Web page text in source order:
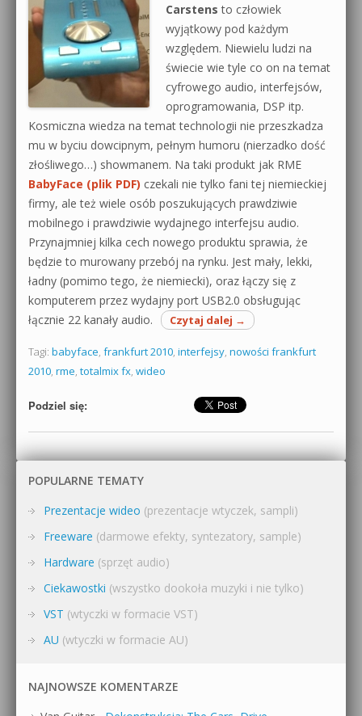
Carstens to człowiek
wyjątkowy pod każdym
względem. Niewielu ludzi na
świecie wie tyle co on na temat
cyfrowego audio, interfejsów,
oprogramowania, DSP itp.
Kosmiczna wiedza na temat technologii nie przeszkadza
mu w byciu dowcipnym, pełnym humoru (nierzadko dość
złośliwego…) showmanem. Na taki produkt jak RME
BabyFace (plik PDF) czekali nie tylko fani tej niemieckiej
firmy, ale też wiele osób poszukujących prawdziwie
mobilnego i prawdziwie wydajnego interfejsu audio.
Przynajmniej kilka cech nowego produktu sprawia, że
będzie to murowany przebój na rynku. Jest mały, lekki,
ładny (pomimo tego, że niemiecki), oraz łączy się z
komputerem przez wydajny port USB2.0 obsługując
łącznie 22 kanały audio.
Czytaj dalej →
Tagi: babyface, frankfurt 2010, interfejsy, nowości frankfurt
2010, rme, totalmix fx, wideo
Podziel się:
POPULARNE TEMATY
Prezentacje wideo (prezentacje wtyczek, sampli)
Freeware (darmowe efekty, syntezatory, sample)
Hardware (sprzęt audio)
Ciekawostki (wszystko dookoła muzyki i nie tylko)
VST (wtyczki w formacie VST)
AU (wtyczki w formacie AU)
NAJNOWSZE KOMENTARZE